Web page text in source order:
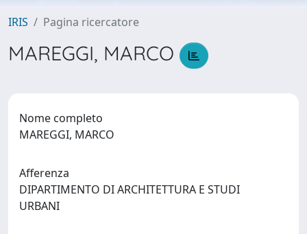
IRIS Pagina ricercatore
MAREGGI, MARCO
Nome completo
MAREGGI, MARCO
Afferenza
DIPARTIMENTO DI ARCHITETTURA E STUDI
URBANI